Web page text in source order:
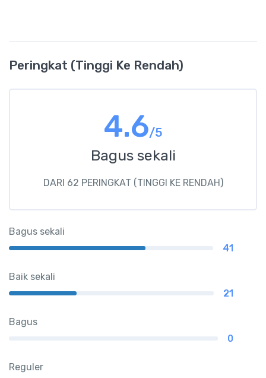
Peringkat (Tinggi Ke Rendah)
4.6/5
Bagus sekali
DARI 62 PERINGKAT (TINGGI KE RENDAH)
Bagus sekali
41
Baik sekali
21
Bagus
0
Reguler